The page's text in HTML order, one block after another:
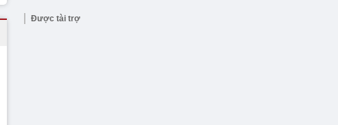
Được tài trợ